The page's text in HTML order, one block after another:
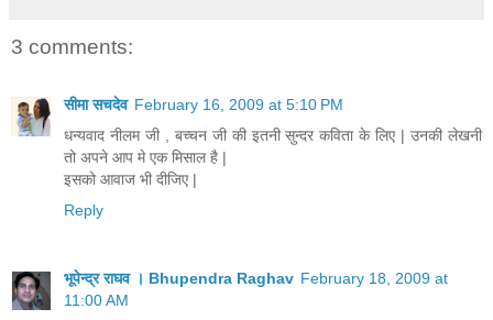
3 comments:
सीमा सचदेव February 16, 2009 at 5:10 PM
धन्यवाद नीलम जी , बच्चन जी की इतनी सुन्दर कविता के लिए | उनकी लेखनी
तो अपने आप मे एक मिसाल है |
इसको आवाज भी दीजिए |
Reply
भूपेन्द्र राघव । Bhupendra Raghav February 18, 2009 at
11:00 AM